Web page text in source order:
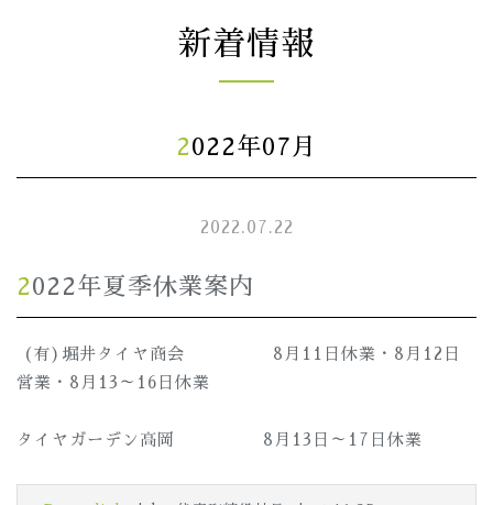
新着情報
2022年07月
2022.07.22
2022年夏季休業案内
(有)堀井タイヤ商会 8月11日休業・8月12日
営業・8月13～16日休業
タイヤガーデン高岡 8月13日～17日休業